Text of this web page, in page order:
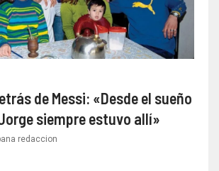
de Messi: «Desde el sueño
siempre estuvo allí»
redaccion